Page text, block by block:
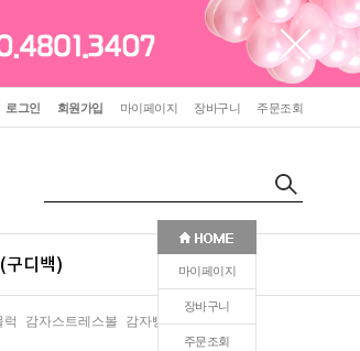
마이페이지
장바구니
주문조회
로그인 회원가입 마이페이지 장바구니 주문조회
구디백) 판촉(인쇄)
감자스트레스볼 감자빵떡 말랑이